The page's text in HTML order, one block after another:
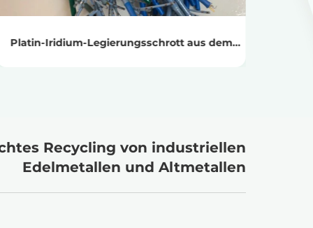
Platin-Iridium-Legierungsschrott aus dem
Recycling von industriellen
Edelmetallen und Altmetallen